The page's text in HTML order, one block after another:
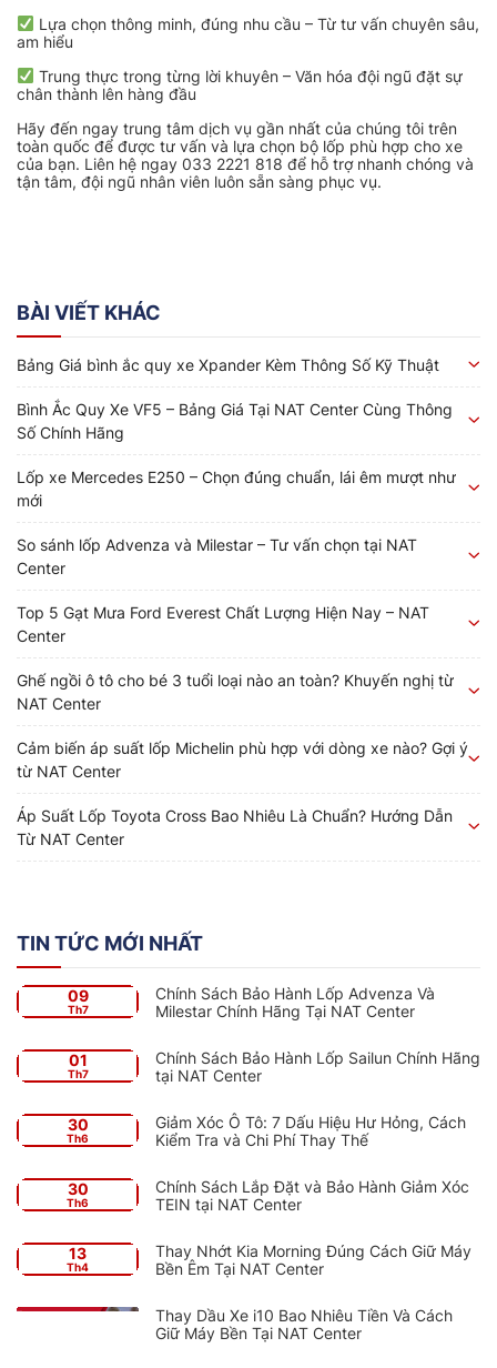
Lựa chọn thông minh, đúng nhu cầu – Từ tư vấn chuyên sâu,
am hiểu
Trung thực trong từng lời khuyên – Văn hóa đội ngũ đặt sự
chân thành lên hàng đầu
Hãy đến ngay trung tâm dịch vụ gần nhất của chúng tôi trên
toàn quốc để được tư vấn và lựa chọn bộ lốp phù hợp cho xe
của bạn. Liên hệ ngay 033 2221 818 để hỗ trợ nhanh chóng và
tận tâm, đội ngũ nhân viên luôn sẵn sàng phục vụ.
BÀI VIẾT KHÁC
Bảng Giá bình ắc quy xe Xpander Kèm Thông Số Kỹ Thuật
Bình Ắc Quy Xe VF5 – Bảng Giá Tại NAT Center Cùng Thông
Số Chính Hãng
Lốp xe Mercedes E250 – Chọn đúng chuẩn, lái êm mượt như
mới
So sánh lốp Advenza và Milestar – Tư vấn chọn tại NAT
Center
Top 5 Gạt Mưa Ford Everest Chất Lượng Hiện Nay – NAT
Center
Ghế ngồi ô tô cho bé 3 tuổi loại nào an toàn? Khuyến nghị từ
NAT Center
Cảm biến áp suất lốp Michelin phù hợp với dòng xe nào? Gợi ý
từ NAT Center
Áp Suất Lốp Toyota Cross Bao Nhiêu Là Chuẩn? Hướng Dẫn
Từ NAT Center
TIN TỨC MỚI NHẤT
09
Th7
Chính Sách Bảo Hành Lốp Advenza Và
Milestar Chính Hãng Tại NAT Center
01
Th7
Chính Sách Bảo Hành Lốp Sailun Chính Hãng
tại NAT Center
30
Th6
Giảm Xóc Ô Tô: 7 Dấu Hiệu Hư Hỏng, Cách
Kiểm Tra và Chi Phí Thay Thế
30
Th6
Chính Sách Lắp Đặt và Bảo Hành Giảm Xóc
TEIN tại NAT Center
13
Th4
Thay Nhớt Kia Morning Đúng Cách Giữ Máy
Bền Êm Tại NAT Center
Thay Dầu Xe i10 Bao Nhiêu Tiền Và Cách
Giữ Máy Bền Tại NAT Center